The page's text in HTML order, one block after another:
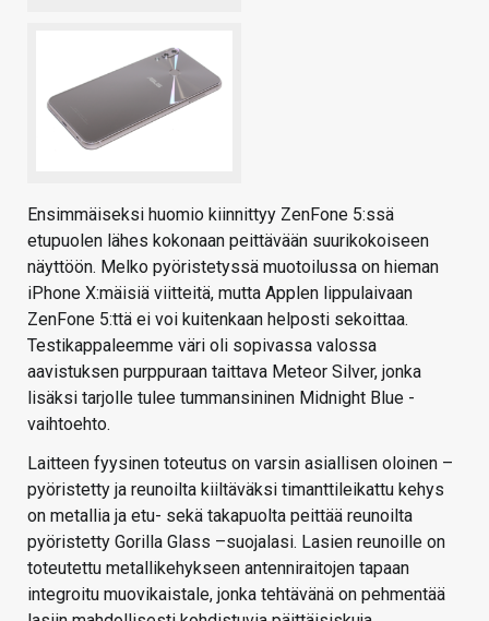
Ensimmäiseksi huomio kiinnittyy ZenFone 5:ssä
etupuolen lähes kokonaan peittävään suurikokoiseen
näyttöön. Melko pyöristetyssä muotoilussa on hieman
iPhone X:mäisiä viitteitä, mutta Applen lippulaivaan
ZenFone 5:ttä ei voi kuitenkaan helposti sekoittaa.
Testikappaleemme väri oli sopivassa valossa
aavistuksen purppuraan taittava Meteor Silver, jonka
lisäksi tarjolle tulee tummansininen Midnight Blue -
vaihtoehto.
Laitteen fyysinen toteutus on varsin asiallisen oloinen –
pyöristetty ja reunoilta kiiltäväksi timanttileikattu kehys
on metallia ja etu- sekä takapuolta peittää reunoilta
pyöristetty Gorilla Glass –suojalasi. Lasien reunoille on
toteutettu metallikehykseen antenniraitojen tapaan
integroitu muovikaistale, jonka tehtävänä on pehmentää